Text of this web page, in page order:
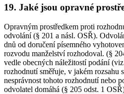
19. Jaké jsou opravné
Opravným prostředkem proti
odvolání (§ 201 a násl. OSŘ).
dnů od doručení písemného
rozvodu manželství rozhodoval. (§
vedle obecných náležitostí podání
rozhodnutí směřuje, v jakém rozsahu
nesprávnost tohoto rozhodnutí nebo
odvolatel domáhá (§ 205 odst. 1